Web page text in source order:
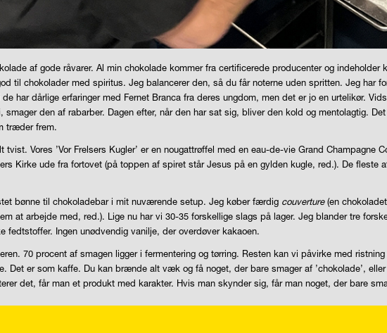
af gode råvarer. Al min chokolade kommer fra certificerede producenter og
til chokolader med spiritus. Jeg balancerer den, så du får noterne uden spritten. Jeg har
har dårlige erfaringer med Fernet Branca fra deres ungdom, men det er jo en urtelikør.
smager den af rabarber. Dagen efter, når den har sat sig, bliver den kold og mentolagtig.
træder frem.
Vores ’Vor Frelsers Kugler’ er en nougattrøffel med en eau-de-vie Grand Champagne
Kirke ude fra fortovet (på toppen af spiret står Jesus på en gylden kugle, red.). De
bønne til chokoladebar i mit nuværende setup. Jeg køber færdig couverture(en
at arbejde med, red.). Lige nu har vi 30-35 forskellige slags på lager. Jeg blander tre
fedtstoffer. Ingen unødvendig vanilje, der overdøver kakaoen.
70 procent af smagen ligger i fermentering og tørring. Resten kan vi påvirke med
Det er som kaffe. Du kan brænde alt væk og få noget, der bare smager af ’chokolade’,
det, får man et produkt med karakter. Hvis man skynder sig, får man noget, der bare